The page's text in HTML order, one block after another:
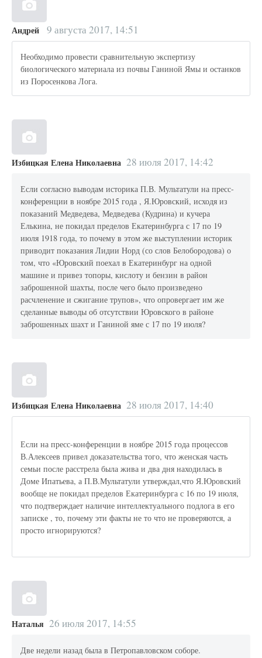
Андрей 9 августа 2017, 14:51
Необходимо провести сравнительную экспертизу
биологического материала из почвы Ганиной Ямы и останков
из Поросенкова Лога.
Избицкая Елена Николаевна 28 июля 2017, 14:42
Если согласно выводам историка П.В. Мультатули на пресс-
конференции в ноябре 2015 года , Я.Юровский, исходя из
показаний Медведева, Медведева (Кудрина) и кучера
Елькина, не покидал пределов Екатеринбурга с 17 по 19
июля 1918 года, то почему в этом же выступлении историк
приводит показания Лидии Норд (со слов Белобородова) о
том, что «Юровский поехал в Екатеринбург на одной
машине и привез топоры, кислоту и бензин в район
заброшенной шахты, после чего было произведено
расчленение и сжигание трупов», что опровергает им же
сделанные выводы об отсутствии Юровского в районе
заброшенных шахт и Ганиной яме с 17 по 19 июля?
Избицкая Елена Николаевна 28 июля 2017, 14:40
Если на пресс-конференции в ноябре 2015 года процессов
В.Алексеев привел доказательства того, что женская часть
семьи после расстрела была жива и два дня находилась в
Доме Ипатьева, а П.В.Мультатули утверждал,что Я.Юровский
вообще не покидал пределов Екатеринбурга с 16 по 19 июля,
что подтверждает наличие интеллектуального подлога в его
записке , то, почему эти факты не то что не проверяются, а
просто игнорируются?
Наталья 26 июля 2017, 14:55
Две недели назад была в Петропавловском соборе.